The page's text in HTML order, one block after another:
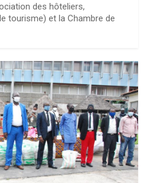
des hôteliers,
tourisme) et la Chambre de